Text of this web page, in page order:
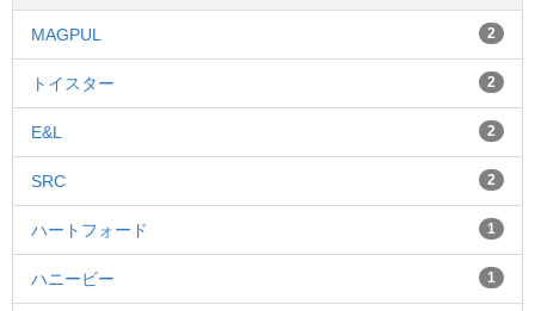
MAGPUL 2
トイスター 2
E&L 2
SRC 2
ハートフォード 1
ハニービー 1